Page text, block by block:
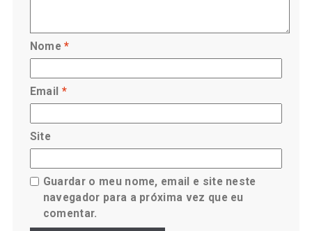
Nome*
Email *
Site
Guardar o meu nome, email e site neste
navegador para a próxima vez que eu
comentar.